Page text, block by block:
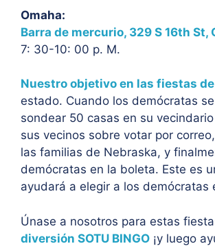
Omaha:
Barra de mercurio, 329 S 16th St,
7: 30-10: 00 p. M.
Nuestro objetivo en las fiestas
estado. Cuando los demócratas
sondear 50 casas en su
sus vecinos sobre votar por
las familias de Nebraska, y
demócratas en la boleta. Este es
ayudará a elegir a los demócratas
Únase a nosotros para estas
diversión SOTU BINGO ¡y luego